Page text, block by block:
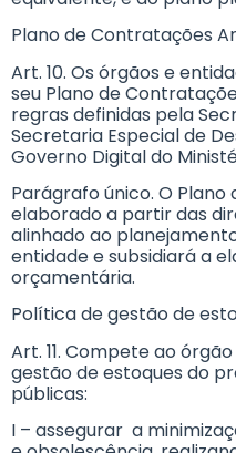
Plano de Contratações
Art. 10. Os órgãos e
seu Plano de
regras definidas pela
Secretaria Especial de
Governo Digital do
Parágrafo único. O
elaborado a partir das
alinhado ao
entidade e subsidiará a
orçamentária.
Política de gestão de
Art. 11. Compete ao
gestão de estoques do
públicas:
I – assegurar a